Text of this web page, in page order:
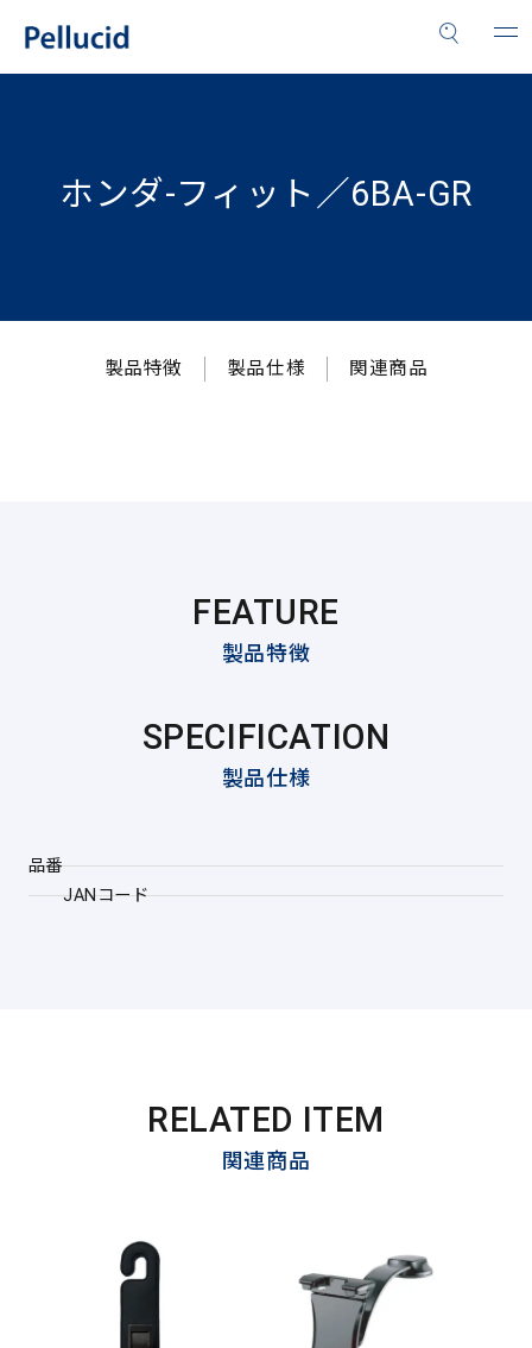
ホンダ-フィット／6BA-GR
製品特徴 製品仕様 関連商品
FEATURE
製品特徴
SPECIFICATION
製品仕様
品番
JANコード
RELATED ITEM
関連商品